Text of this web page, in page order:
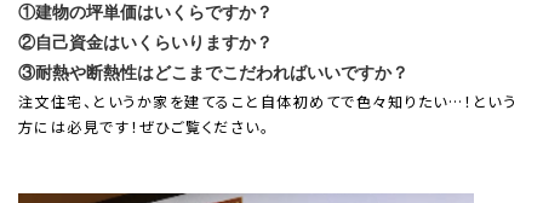
①建物の坪単価はいくらですか？
②自己資金はいくらいりますか？
③耐熱や断熱性はどこまでこだわればいいですか？
注文住宅、というか家を建てること自体初めてで色々知りたい…！という
方には必見です！ぜひご覧ください。